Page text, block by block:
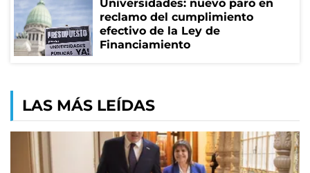
Universidades: nuevo paro en
reclamo del cumplimiento
efectivo de la Ley de
Financiamiento
LAS MÁS LEÍDAS